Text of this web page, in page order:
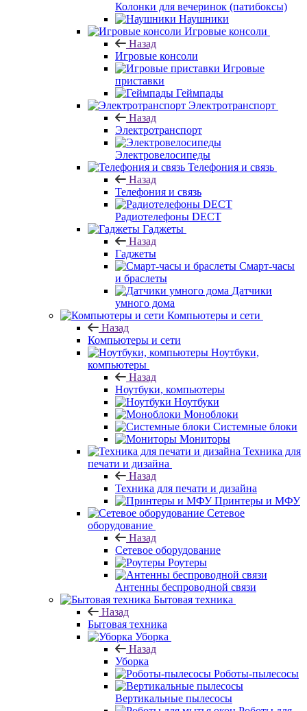
Колонки для вечеринок (патибоксы)
Наушники
Игровые консоли
Назад
Игровые консоли
Игровые
приставки
Геймпады
Электротранспорт
Назад
Электротранспорт
Электровелосипеды
Телефония и связь
Назад
Телефония и связь
Радиотелефоны DECT
Гаджеты
Назад
Гаджеты
Смарт-часы
и браслеты
Датчики
умного дома
Компьютеры и сети
Назад
Компьютеры и сети
Ноутбуки,
компьютеры
Назад
Ноутбуки, компьютеры
Ноутбуки
Моноблоки
Системные блоки
Мониторы
Техника для
печати и дизайна
Назад
Техника для печати и дизайна
Принтеры и МФУ
Сетевое
оборудование
Назад
Сетевое оборудование
Роутеры
Антенны беспроводной связи
Бытовая техника
Назад
Бытовая техника
Уборка
Назад
Уборка
Роботы-пылесосы
Вертикальные пылесосы